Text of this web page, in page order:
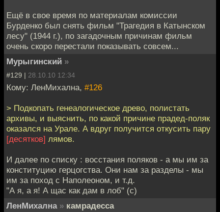
Ещё в свое время по материалам комиссии
Бурденко был снять фильм "Трагедия в Катынском
лесу" (1944 г.), по загадочным причинам фильм
очень скоро перестали показывать совсем...
Мурыгинский »
#129 | 28.10.10 12:34
Кому: ЛенМихална, #126
> Подкопать генеалогическое древо, полистать
архивы, и выяснить, по какой причине прадед-поляк
оказался на Урале. А вдруг получится откусить пару
[десятков] лямов.
И далее по списку : восстания поляков - а мы им за
конституцию герцогства. Они нам за разделы - мы
им за поход с Наполеоном, и т.д.
"А я, а я! А щас как дам в лоб" (c)
ЛенМихална » камрадесса